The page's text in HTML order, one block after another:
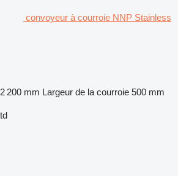
convoyeur à courroie NNP Stainless
2 200 mm Largeur de la courroie 500 mm